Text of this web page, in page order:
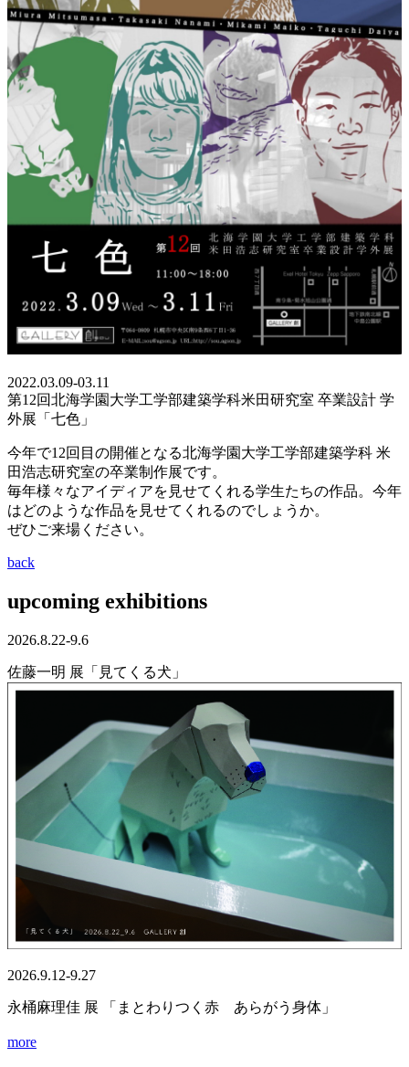
2022.03.09-03.11
第12回北海学園大学工学部建築学科米田研究室 卒業設計 学
外展「七色」
今年で12回目の開催となる北海学園大学工学部建築学科 米
田浩志研究室の卒業制作展です。
毎年様々なアイディアを見せてくれる学生たちの作品。今年
はどのような作品を見せてくれるのでしょうか。
ぜひご来場ください。
back
upcoming exhibitions
2026.8.22-9.6
佐藤一明 展「見てくる犬」
2026.9.12-9.27
永桶麻理佳 展 「まとわりつく赤 あらがう身体」
more